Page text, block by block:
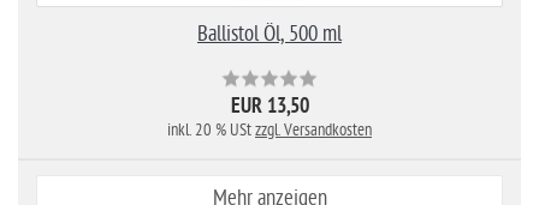
Ballistol Öl, 500 ml
EUR 13,50
inkl. 20 % UStzzgl. Versandkosten
Mehr anzeigen